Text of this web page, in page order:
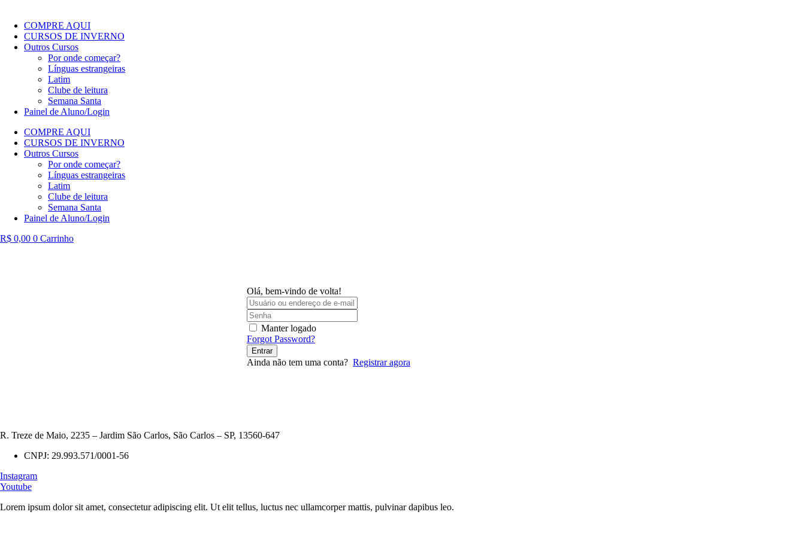
COMPRE AQUI
CURSOS DE INVERNO
Outros Cursos
Por onde começar?
Línguas estrangeiras
Latim
Clube de leitura
Semana Santa
Painel de Aluno/Login
COMPRE AQUI
CURSOS DE INVERNO
Outros Cursos
Por onde começar?
Línguas estrangeiras
Latim
Clube de leitura
Semana Santa
Painel de Aluno/Login
R$ 0,00 0 Carrinho
Olá, bem-vindo de volta!
Manter logado
Forgot Password?
Entrar
Ainda não tem uma conta? Registrar agora
R. Treze de Maio, 2235 – Jardim São Carlos, São Carlos – SP, 13560-647
CNPJ: 29.993.571/0001-56
Instagram
Youtube
Lorem ipsum dolor sit amet, consectetur adipiscing elit. Ut elit tellus, luctus nec ullamcorper mattis, pulvinar dapibus leo.